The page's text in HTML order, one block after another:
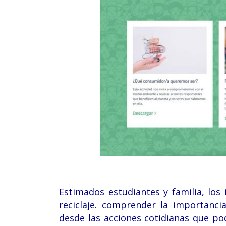
Estimados estudiantes y familia, los
reciclaje. comprender la
desde las acciones cotidianas que